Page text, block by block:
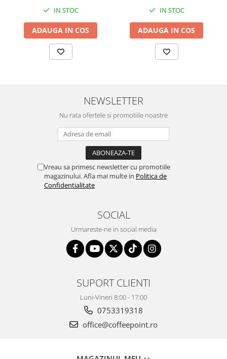
IN STOC
ADAUGA IN COS
IN STOC
ADAUGA IN COS
NEWSLETTER
Nu rata ofertele si promotiile noastre
Vreau sa primesc newsletter cu promotiile
magazinului. Afla mai multe in Politica de
Confidentialitate
SOCIAL
Urmareste-ne in social media
SUPORT CLIENTI
Luni-Vineri 8:00 - 17:00
0753319318
office@coffeepoint.ro